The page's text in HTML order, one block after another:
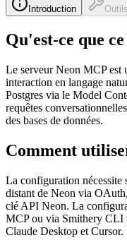
Introduction Outils
Qu'est-ce que
Le serveur Neon MCP est
interaction en langage
Postgres via le Model
requêtes
des bases de données.
Comment
La configuration nécessite
distant de Neon via
clé API Neon. La
MCP ou via Smithery CLI
Claude Desktop et Cursor.